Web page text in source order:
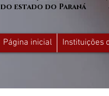
do estado do Paraná
Página inicial Instituições